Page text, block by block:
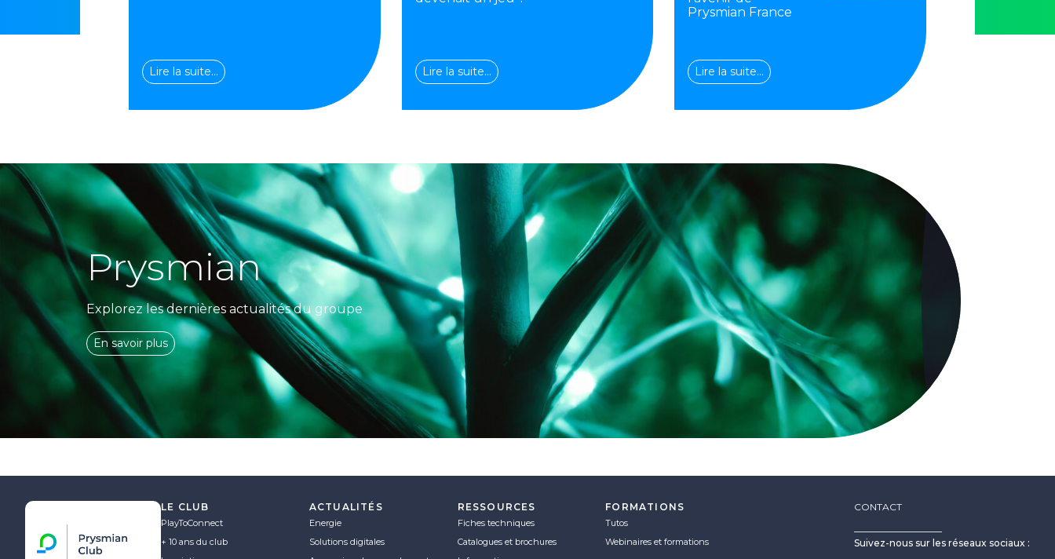
Lire la suite… Lire la suite…
Prysmian France
Lire la suite…
Prysmian
Explorez les dernières actualités du groupe
En savoir plus
LE CLUB
PlayToConnect
+ 10 ans du club
ACTUALITÉS
Energie
Solutions digitales
RESSOURCES
Fiches techniques
Catalogues et brochures
FORMATIONS
Tutos
Webinaires et formations
CONTACT
Suivez-nous sur les réseaux sociaux :